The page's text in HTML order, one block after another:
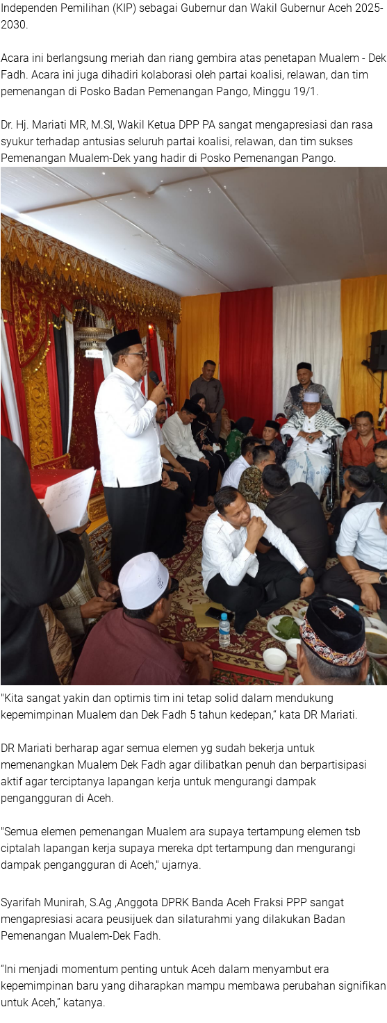
Independen Pemilihan (KIP) sebagai Gubernur dan Wakil Gubernur Aceh 2025-
2030.
Acara ini berlangsung meriah dan riang gembira atas penetapan Mualem - Dek
Fadh. Acara ini juga dihadiri kolaborasi oleh partai koalisi, relawan, dan tim
pemenangan di Posko Badan Pemenangan Pango, Minggu 19/1.
Dr. Hj. Mariati MR, M.SI, Wakil Ketua DPP PA sangat mengapresiasi dan rasa
syukur terhadap antusias seluruh partai koalisi, relawan, dan tim sukses
Pemenangan Mualem-Dek yang hadir di Posko Pemenangan Pango.
"Kita sangat yakin dan optimis tim ini tetap solid dalam mendukung
kepemimpinan Mualem dan Dek Fadh 5 tahun kedepan,“ kata DR Mariati.
DR Mariati berharap agar semua elemen yg sudah bekerja untuk
memenangkan Mualem Dek Fadh agar dilibatkan penuh dan berpartisipasi
aktif agar terciptanya lapangan kerja untuk mengurangi dampak
pengangguran di Aceh.
"Semua elemen pemenangan Mualem ara supaya tertampung elemen tsb
ciptalah lapangan kerja supaya mereka dpt tertampung dan mengurangi
dampak pengangguran di Aceh," ujarnya.
Syarifah Munirah, S.Ag ,Anggota DPRK Banda Aceh Fraksi PPP sangat
mengapresiasi acara peusijuek dan silaturahmi yang dilakukan Badan
Pemenangan Mualem-Dek Fadh.
“Ini menjadi momentum penting untuk Aceh dalam menyambut era
kepemimpinan baru yang diharapkan mampu membawa perubahan signifikan
untuk Aceh,” katanya.